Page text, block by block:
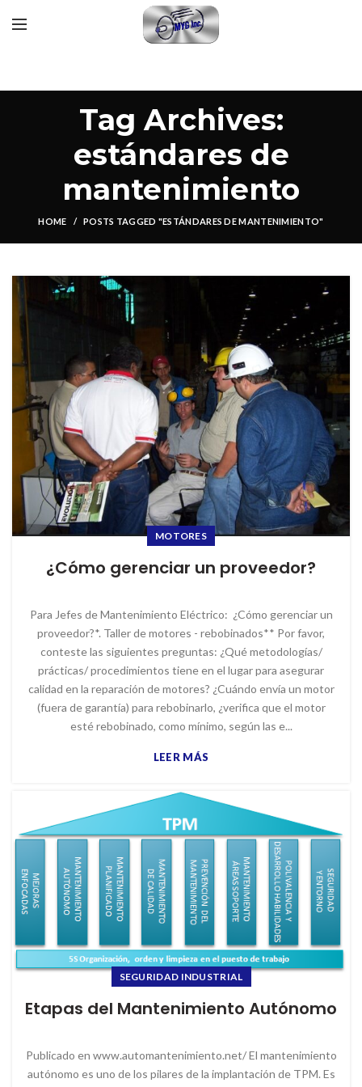
Tag Archives:
estándares de
mantenimiento
HOME POSTS TAGGED "ESTÁNDARES DE MANTENIMIENTO"
MOTORES
¿Cómo gerenciar un proveedor?
Para Jefes de Mantenimiento Eléctrico: ¿Cómo gerenciar un
proveedor?*. Taller de motores - rebobinados** Por favor,
conteste las siguientes preguntas: ¿Qué metodologías/
prácticas/ procedimientos tiene en el lugar para asegurar
calidad en la reparación de motores? ¿Cuándo envía un motor
(fuera de garantía) para rebobinarlo, ¿verifica que el motor
esté rebobinado, como mínimo, según las e...
LEER MÁS
SEGURIDAD INDUSTRIAL
Etapas del Mantenimiento Autónomo
Publicado en www.automantenimiento.net/ El mantenimiento
autónomo es uno de los pilares de la implantación de TPM. Es